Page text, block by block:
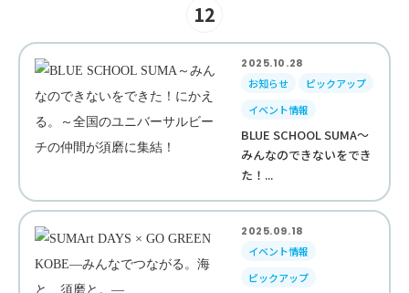
12
2025.10.28
お知らせ
ピックアップ
イベント情報
BLUE SCHOOL SUMA～
みんなのできないをでき
た！...
2025.09.18
イベント情報
ピックアップ